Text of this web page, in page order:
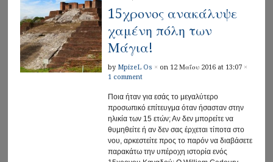
15χρονος ανακάλυψε
χαμένη πόλη των
Μάγια!
by MpizeL Os × on 12 Μαΐου 2016 at 13:07 ×
1 comment
Ποια ήταν για εσάς το μεγαλύτερο
προσωπικό επίτευγμα όταν ήσασταν στην
ηλικία των 15 ετών; Αν δεν μπορείτε να
θυμηθείτε ή αν δεν σας έρχεται τίποτα στο
νου, αρκεστείτε προς το παρόν να διαβάσετε
παρακάτω την υπέροχη ιστορία ενός